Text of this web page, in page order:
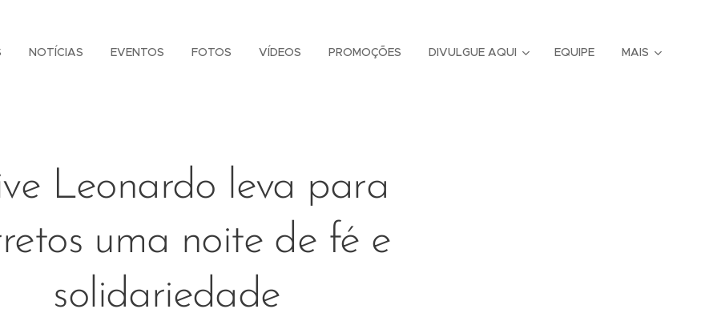
NOTÍCIAS EVENTOS FOTOS VÍDEOS PROMOÇÕES DIVULGUE AQUI EQUIPE MAIS
Leonardo leva para
uma noite de fé e
solidariedade